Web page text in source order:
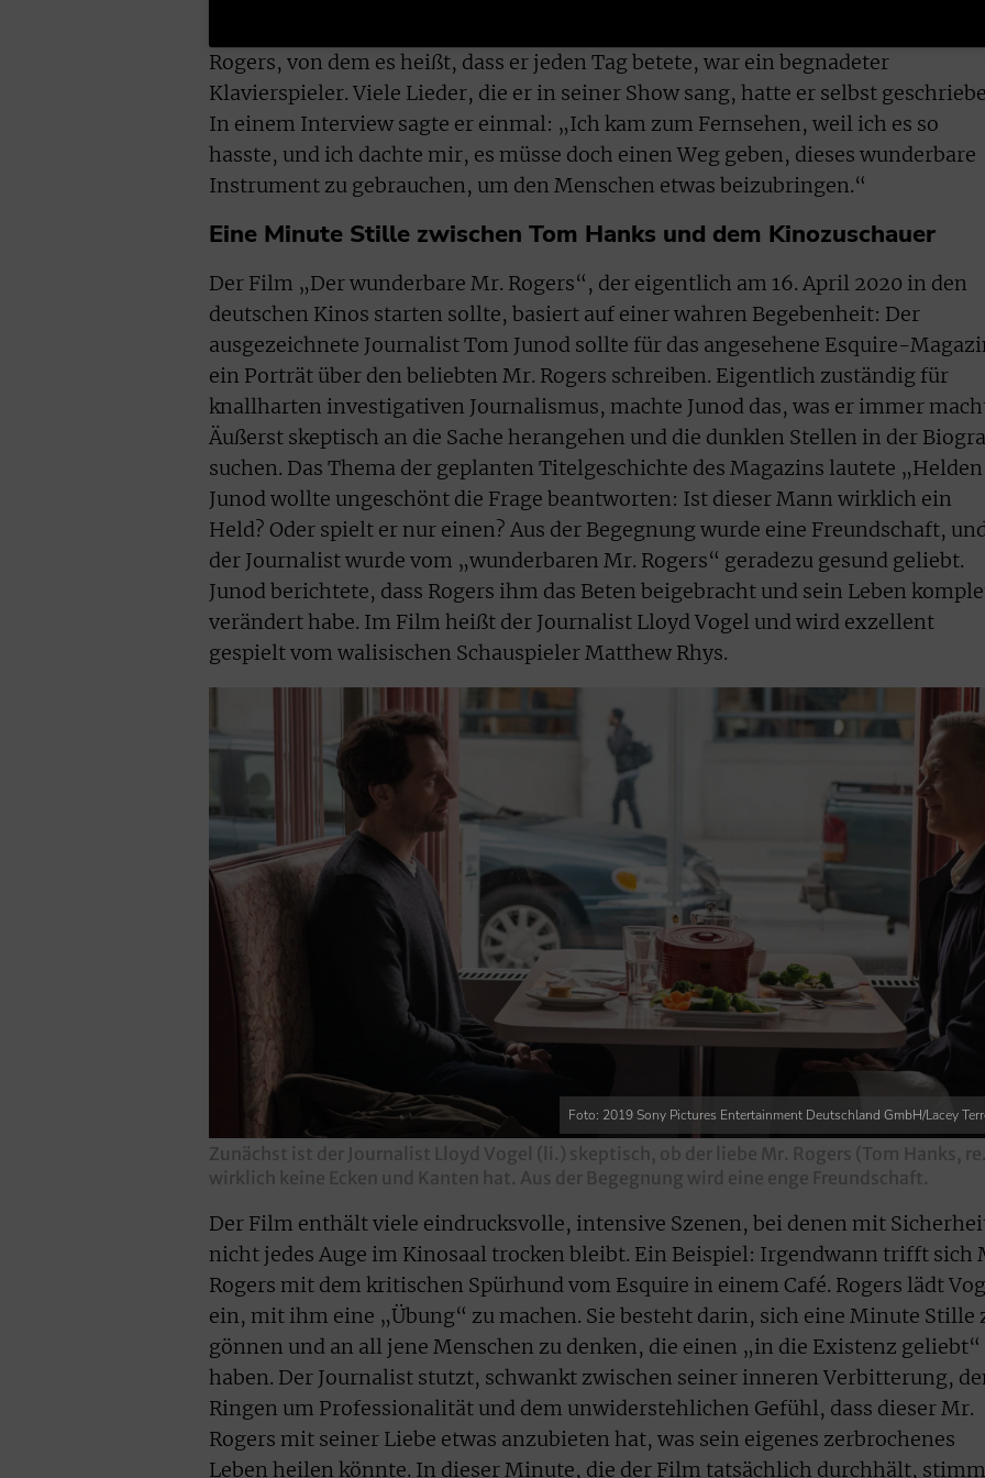
Rogers, von dem es heißt, dass er jeden Tag betete, war ein begnadeter
Klavierspieler. Viele Lieder, die er in seiner Show sang, hatte er selbst
In einem Interview sagte er einmal: „Ich kam zum Fernsehen, weil ich es so
hasste, und ich dachte mir, es müsse doch einen Weg geben, dieses wunderbare
Instrument zu gebrauchen, um den Menschen etwas beizubringen.“
Eine Minute Stille zwischen Tom Hanks und dem Kinozuschauer
Der Film „Der wunderbare Mr. Rogers“, der eigentlich am 16. April 2020 in den
deutschen Kinos starten sollte, basiert auf einer wahren Begebenheit: Der
ausgezeichnete Journalist Tom Junod sollte für das angesehene Esquire-
ein Porträt über den beliebten Mr. Rogers schreiben. Eigentlich zuständig für
knallharten investigativen Journalismus, machte Junod das, was er immer
Äußerst skeptisch an die Sache herangehen und die dunklen Stellen in der
suchen. Das Thema der geplanten Titelgeschichte des Magazins lautete
Junod wollte ungeschönt die Frage beantworten: Ist dieser Mann wirklich ein
Held? Oder spielt er nur einen? Aus der Begegnung wurde eine Freundschaft,
der Journalist wurde vom „wunderbaren Mr. Rogers“ geradezu gesund geliebt.
Junod berichtete, dass Rogers ihm das Beten beigebracht und sein Leben
verändert habe. Im Film heißt der Journalist Lloyd Vogel und wird exzellent
gespielt vom walisischen Schauspieler Matthew Rhys.
Foto: 2019 Sony Pictures Entertainment Deutschland GmbH/Lacey
Zunächst ist der Journalist Lloyd Vogel (li.) skeptisch, ob der liebe Mr. Rogers (Tom Hanks,
wirklich keine Ecken und Kanten hat. Aus der Begegnung wird eine enge Freundschaft.
Der Film enthält viele eindrucksvolle, intensive Szenen, bei denen mit
nicht jedes Auge im Kinosaal trocken bleibt. Ein Beispiel: Irgendwann trifft sich
Rogers mit dem kritischen Spürhund vom Esquire in einem Café. Rogers lädt
ein, mit ihm eine „Übung“ zu machen. Sie besteht darin, sich eine Minute Stille
gönnen und an all jene Menschen zu denken, die einen „in die Existenz geliebt“
haben. Der Journalist stutzt, schwankt zwischen seiner inneren Verbitterung,
Ringen um Professionalität und dem unwiderstehlichen Gefühl, dass dieser Mr.
Rogers mit seiner Liebe etwas anzubieten hat, was sein eigenes zerbrochenes
Leben heilen könnte. In dieser Minute, die der Film tatsächlich durchhält,